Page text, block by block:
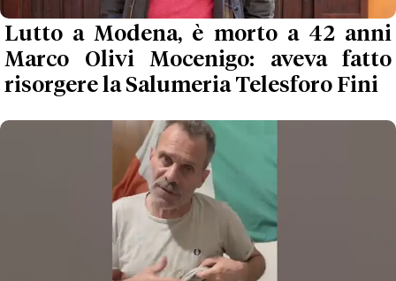
Lutto a Modena, è morto a 42 anni
Marco Olivi Mocenigo: aveva fatto
risorgere la Salumeria Telesforo Fini